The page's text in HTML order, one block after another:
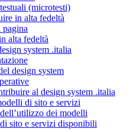
(microtesti)
in alta fedeltà
alta fedeltà
system .italia
design system
al design system .italia
di sito e servizi
dei modelli
sito e servizi disponibili